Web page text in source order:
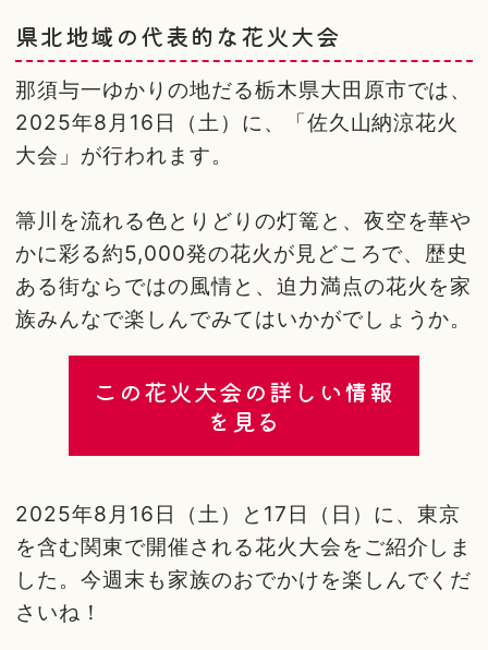
県北地域の代表的な花火大会
那須与一ゆかりの地だる栃木県大田原市では、
2025年8月16日（土）に、「佐久山納涼花火
大会」が行われます。
箒川を流れる色とりどりの灯篭と、夜空を華や
かに彩る約5,000発の花火が見どころで、歴史
ある街ならではの風情と、迫力満点の花火を家
族みんなで楽しんでみてはいかがでしょうか。
この花火大会の詳しい情報
を見る
2025年8月16日（土）と17日（日）に、東京
を含む関東で開催される花火大会をご紹介しま
した。今週末も家族のおでかけを楽しんでくだ
さいね！